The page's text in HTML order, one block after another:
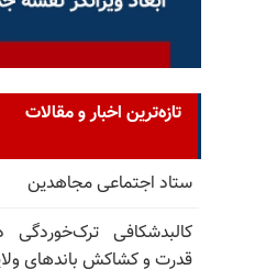
تازه‌ترین اخبار و مقالات
ستاد اجتماعی مجاهدین
کالبدشکافی
قدرت و کشاکش باندهای